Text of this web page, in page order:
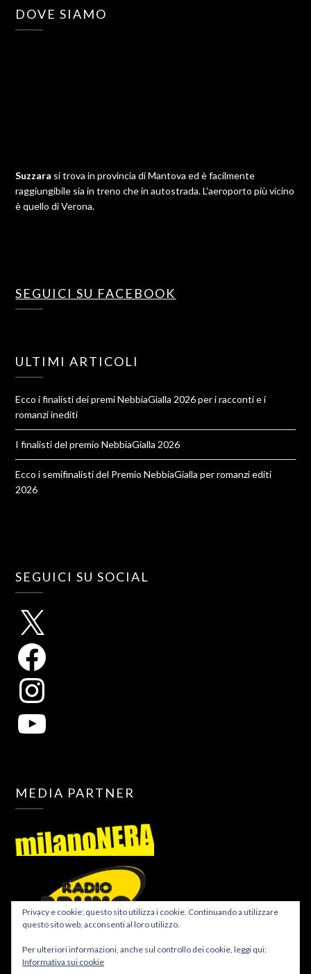
DOVE SIAMO
Suzzara si trova in provincia di Mantova ed è facilmente
raggiungibile sia in treno che in autostrada. L'aeroporto più vicino
è quello di Verona.
SEGUICI SU FACEBOOK
ULTIMI ARTICOLI
Ecco i finalisti dei premi NebbiaGialla 2026 per i racconti e i
romanzi inediti
I finalisti del premio NebbiaGialla 2026
Ecco i semifinalisti del Premio NebbiaGialla per romanzi editi
2026
SEGUICI SU SOCIAL
MEDIA PARTNER
Privacy e cookie: questo sito utilizza i cookie. Continuando a utilizzare
questo sito web, acconsenti al loro utilizzo.
Per ulteriori informazioni, anche sul controllo dei cookie, leggi qui:
Informativa sui cookie